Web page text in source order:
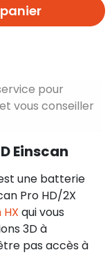
pour
vous conseiller
Einscan
une batterie
Pro HD/2X
HX qui vous
3D à
pas accès à